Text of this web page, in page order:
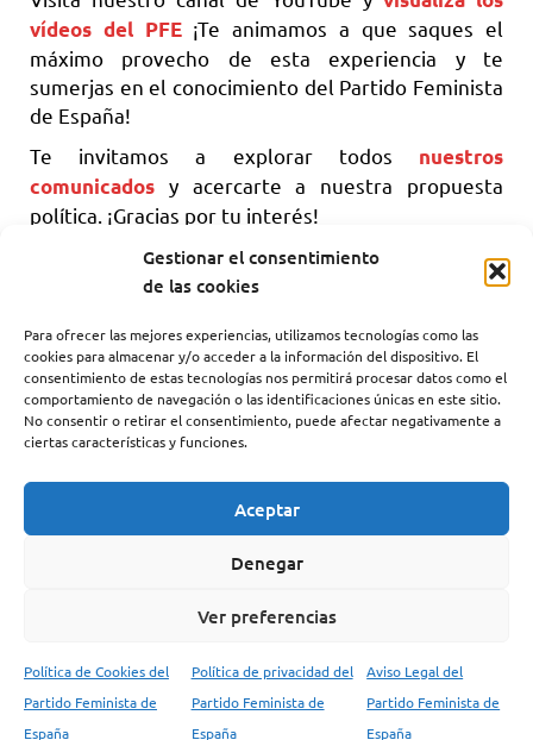
Gestionar el consentimiento
de las cookies
Para ofrecer las mejores experiencias, utilizamos tecnologías como las
cookies para almacenar y/o acceder a la información del dispositivo. El
consentimiento de estas tecnologías nos permitirá procesar datos como el
comportamiento de navegación o las identificaciones únicas en este sitio.
No consentir o retirar el consentimiento, puede afectar negativamente a
ciertas características y funciones.
Aceptar
Denegar
Ver preferencias
Política de Cookies del
Partido Feminista de
España
Política de privacidad del
Partido Feminista de
España
Aviso Legal del
Partido Feminista de
España
vídeos del PFE ¡Te animamos a que saques el
máximo provecho de esta experiencia y te
sumerjas en el conocimiento del Partido Feminista
de España!
Te invitamos a explorar todos nuestros
comunicados y acercarte a nuestra propuesta
política. ¡Gracias por tu interés!
Lidia Falcón O’Neill es autora de numerosos
artículos, que pueden consultarse en la
siguiente
CATEGORIAS PFE
Artículos
Vindicación Feminista
Palestina